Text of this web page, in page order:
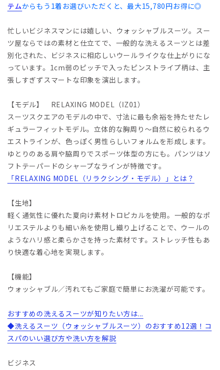
テムからもう1着お選びいただくと、最大15,780円お得に◎
忙しいビジネスマンには嬉しい、ウォッシャブルスーツ。スー
ツ屋ならではの素材と仕立てで、一般的な洗えるスーツとは差
別化された、ビジネスに相応しいウールライクな仕上がりにな
っています。1cm弱のピッチで入ったピンストライプ柄は、主
張しすぎずスマートな印象を演出します。
【モデル】 RELAXING MODEL（IZ01）
スーツスクエアのモデルの中で、寸法に最も余裕を持たせたレ
ギュラーフィットモデル。立体的な胸周り～自然に絞られるウ
エストラインが、色っぽく男性らしいフォルムを形成します。
ゆとりのある肩や脇周りでスポーツ体型の方にも。パンツはソ
フトテーパードのシャープなラインが特徴です。
「RELAXING MODEL（リラクシング・モデル）」とは？
【生地】
軽く通気性に優れた夏向け素材トロピカルを使用。一般的なポ
リエステルよりも細い糸を使用し織り上げることで、ウールの
ようなハリ感と柔らかさを持った素材です。ストレッチ性もあ
り快適な着心地を実現します。
【機能】
ウォッシャブル／汚れてもご家庭で簡単にお洗濯が可能です。
おすすめの洗えるスーツが知りたい方は...
◆洗えるスーツ（ウォッシャブルスーツ）のおすすめ12選！コ
スパのいい選び方や洗い方を解説
ビジネス